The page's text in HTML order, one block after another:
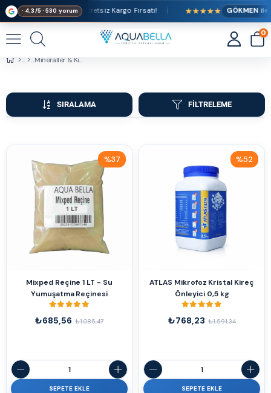
· 4,3/5 · 530 yorum
Alışverişlerde Ücretsiz Kargo Fırsatı! ★★★★★ GÖKMEN ile
0
Mineraller & Kimyasallar
FILTRELEME
SIRALAMA
Mixped Reçine 1 LT - Su
Yumuşatma Reçinesi
₺685,56 ₺1.085,47
%37
İndirim
%37İndirim
SEPETE EKLE
ATLAS Mikrofoz Kristal Kireç
Önleyici 0,5 kg
₺768,23 ₺1.591,34
%52
SEPETE EKLE